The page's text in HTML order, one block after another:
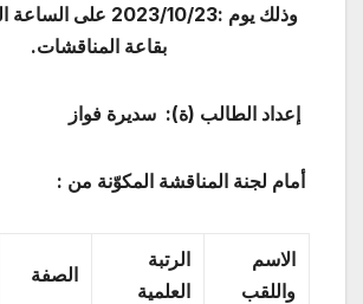
وذلك يوم :2023/10/23
بقاعة المناقشات.
إعداد الطالب (ة): سديرة فواز
أمام لجنة المناقشة المكوّنة من :
الاسم
واللقب
الرتبة
العلمية
الصفة